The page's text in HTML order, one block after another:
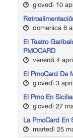
giovedì 10
domenica 6
El Teatro
PMOCARD
venerdì 4
El PmoCard De
giovedì 3
El Pmo En
giovedì 27
La PmoCard En
martedì 25